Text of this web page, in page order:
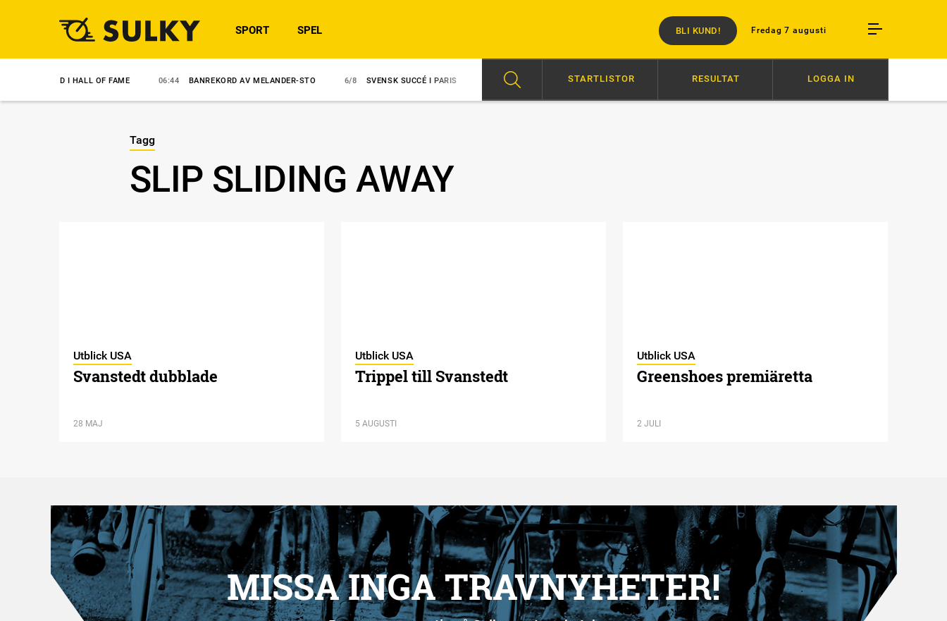
Fredag 7 augusti
SPORT SPEL BLI KUND!
I HALL OF FAME 06:44 BANREKORD AV MELANDER-STO 6/8 SVENSK SUCCÉ I PARIS 6/8 AVSTÄNGD EFTER SLAG I TRANSPORT ZERON OCH BARTLETT I OLYCKA 07:00
STARTLISTOR RESULTAT LOGGA IN
Tagg
SLIP SLIDING AWAY
Utblick USA
Svanstedt dubblade
28 MAJ
Utblick USA
Trippel till Svanstedt
5 AUGUSTI
Utblick USA
Greenshoes premiäretta
2 JULI
MISSA INGA TRAVNYHETER!